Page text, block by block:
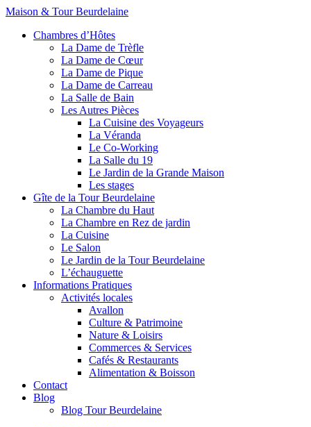
Maison & Tour Beurdelaine
Chambres d’Hôtes
La Dame de Trèfle
La Dame de Cœur
La Dame de Pique
La Dame de Carreau
La Salle de Bain
Les Autres Pièces
La Cuisine des Voyageurs
La Véranda
Le Co-Working
La Salle du 19
Le Jardin de la Grande Maison
Les stages
Gîte de la Tour Beurdelaine
La Chambre du Haut
La Chambre en Rez de jardin
La Cuisine
Le Salon
Le Jardin de la Tour Beurdelaine
L’échauguette
Informations Pratiques
Activités locales
Avallon
Culture & Patrimoine
Nature & Loisirs
Commerces & Services
Cafés & Restaurants
Alimentation & Boisson
Contact
Blog
Blog Tour Beurdelaine